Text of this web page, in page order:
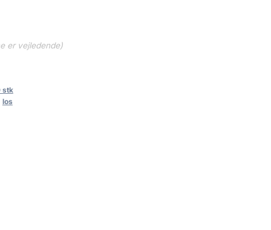
er vejledende)
stk
los